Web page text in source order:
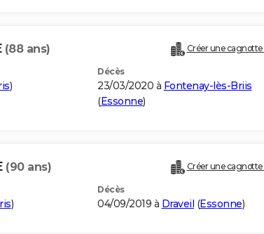
(88 ans) Créer une cagnotte
)
Décès
23/03/2020 à Fontenay-lès-Briis
(Essonne)
(90 ans) Créer une cagnotte
)
Décès
04/09/2019 à Draveil (Essonne)